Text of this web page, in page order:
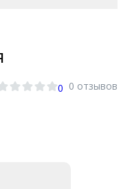
0 0 отзывов